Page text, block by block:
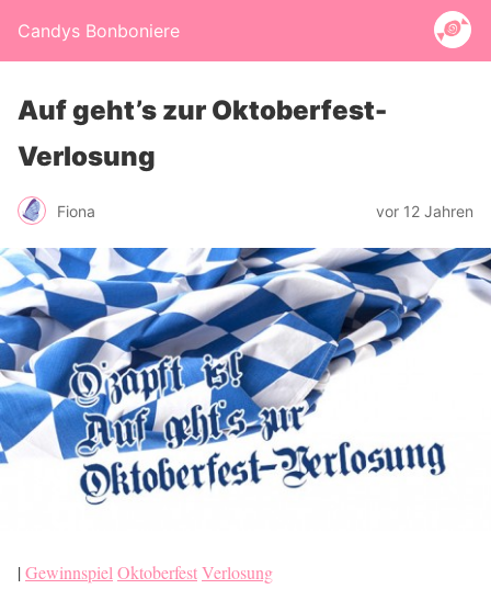
Candys Bonboniere
Auf geht’s zur Oktoberfest-
Verlosung
Fiona vor 12 Jahren
|GewinnspielOktoberfestVerlosung